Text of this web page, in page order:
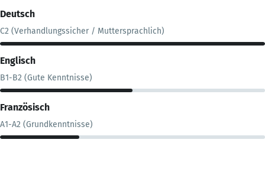
Deutsch
C2 (Verhandlungssicher / Muttersprachlich)
Englisch
B1-B2 (Gute Kenntnisse)
Französisch
A1-A2 (Grundkenntnisse)